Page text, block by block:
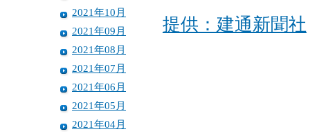
2021年10月
2021年09月
2021年08月
2021年07月
2021年06月
2021年05月
2021年04月
提供：建通新聞社